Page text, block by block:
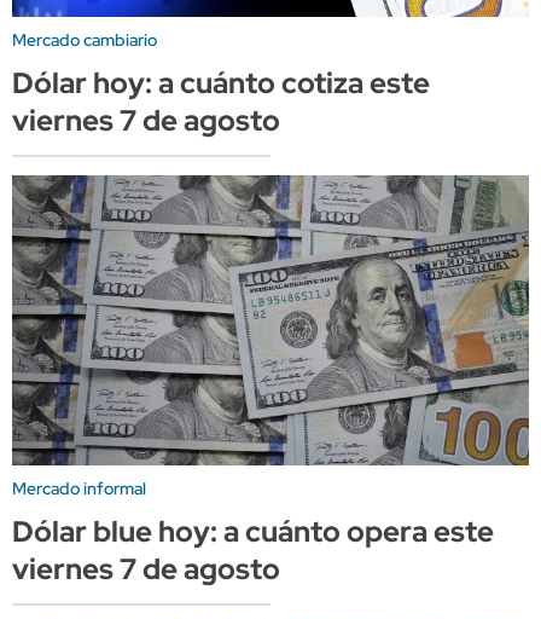
Mercado cambiario
Dólar hoy: a cuánto cotiza este
viernes 7 de agosto
Mercado informal
Dólar blue hoy: a cuánto opera este
viernes 7 de agosto